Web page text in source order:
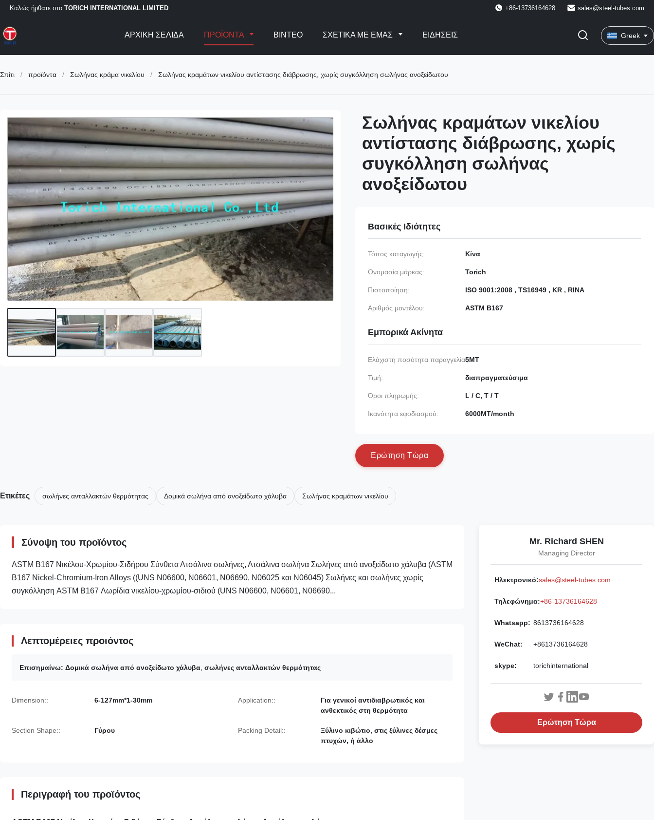
Καλώς ήρθατε στο TORICH INTERNATIONAL LIMITED +86-13736164628 sales@steel-tubes.com
ΑΡΧΙΚΉ ΣΕΛΊΔΑ ΠΡΟΪΌΝΤΑ ΒΊΝΤΕΟ ΣΧΕΤΙΚΆ ΜΕ ΕΜΆΣ ΕΙΔΉΣΕΙΣ Greek
Σπίτι / προϊόντα / Σωλήνας κράμα νικελίου / Σωλήνας κραμάτων νικελίου αντίστασης διάβρωσης, χωρίς συγκόλληση σωλήνας ανοξείδωτου
Σωλήνας κραμάτων νικελίου
αντίστασης διάβρωσης, χωρίς
συγκόλληση σωλήνας
ανοξείδωτου
Βασικές Ιδιότητες
Τόπος καταγωγής: Κίνα
Ονομασία μάρκας: Torich
Πιστοποίηση: ISO 9001:2008 , TS16949 , KR , RINA
Αριθμός μοντέλου: ASTM B167
Εμπορικά Ακίνητα
Ελάχιστη ποσότητα παραγγελίας:5MT
Τιμή: διαπραγματεύσιμα
Όροι πληρωμής: L / C, T / T
Ικανότητα εφοδιασμού: 6000MT/month
Ερώτηση Τώρα
Ετικέτες σωλήνες ανταλλακτών θερμότητας Δομικά σωλήνα από ανοξείδωτο χάλυβα Σωλήνας κραμάτων νικελίου
Σύνοψη του προϊόντος
ASTM B167 Νικέλου-Χρωμίου-Σιδήρου Σύνθετα Ατσάλινα σωλήνες, Ατσάλινα σωλήνα Σωλήνες από ανοξείδωτο χάλυβα (ASTM
B167 Nickel-Chromium-Iron Alloys ((UNS N06600, N06601, N06690, N06025 και N06045) Σωλήνες και σωλήνες χωρίς
συγκόλληση ASTM B167 Λωρίδια νικελίου-χρωμίου-σιδιού (UNS N06600, N06601, N06690...
Λεπτομέρειες προιόντος
Επισημαίνω: Δομικά σωλήνα από ανοξείδωτο χάλυβα σωλήνες ανταλλακτών θερμότητας
Dimension:: 6-127mm*1-30mm Application::
Για γενικοί αντιδιαβρωτικός και
ανθεκτικός στη θερμότητα
Section Shape:: Γύρου Packing Detail::
Ξύλινο κιβώτιο, στις ξύλινες δέσμες
πτυχών, ή άλλο
Περιγραφή του προϊόντος
Mr. Richard SHEN
Managing Director
Ηλεκτρονικό:sales@steel-tubes.com
Τηλεφώνημα:+86-13736164628
Whatsapp: 8613736164628
WeChat: +8613736164628
skype: torichinternational
Ερώτηση Τώρα